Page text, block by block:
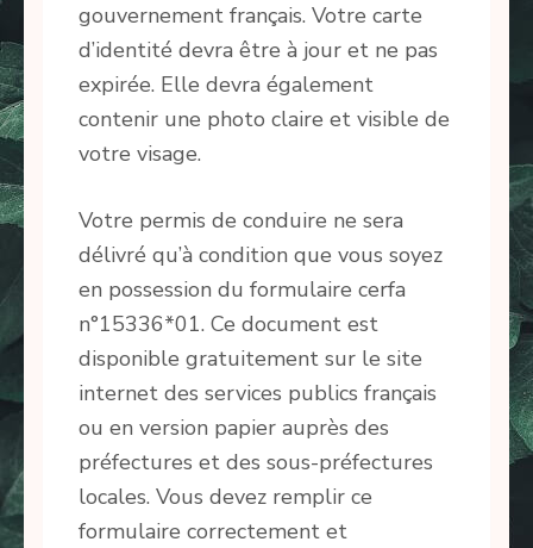
gouvernement français. Votre carte
d’identité devra être à jour et ne pas
expirée. Elle devra également
contenir une photo claire et visible de
votre visage.
Votre permis de conduire ne sera
délivré qu’à condition que vous soyez
en possession du formulaire cerfa
n°15336*01. Ce document est
disponible gratuitement sur le site
internet des services publics français
ou en version papier auprès des
préfectures et des sous-préfectures
locales. Vous devez remplir ce
formulaire correctement et